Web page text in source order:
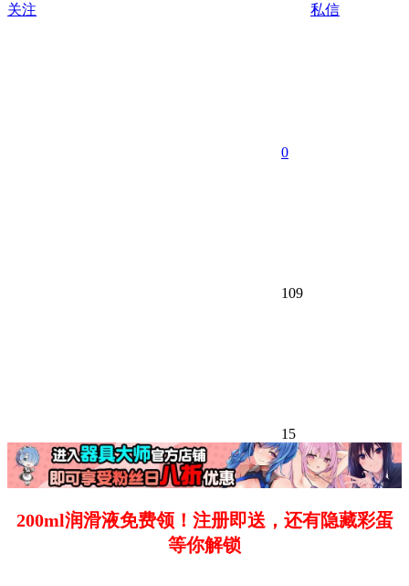
关注 私信
0
109
15
200ml润滑液免费领！注册即送，还有隐藏彩蛋
等你解锁